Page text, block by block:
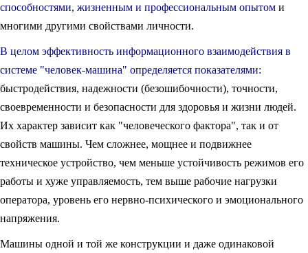
способностями, жизненным и профессиональным опытом и
многими другими свойствами личности.
В целом эффективность информационного взаимодействия в
системе "человек-машина" определяется показателями:
быстродействия, надежности (безошибочности), точности,
своевременности и безопасности для здоровья и жизни людей.
Их характер зависит как "человеческого фактора", так и от
свойств машины. Чем сложнее, мощнее и подвижнее
техническое устройство, чем меньше устойчивость режимов его
работы и хуже управляемость, тем выше рабочие нагрузки
оператора, уровень его нервно-психического и эмоционального
напряжения.
Машины одной и той же конструкции и даже одинаковой